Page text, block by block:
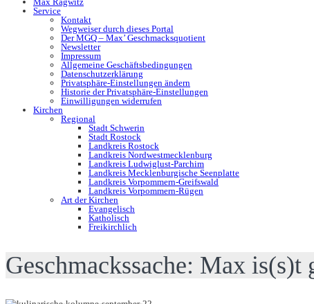
Service
Kontakt
Wegweiser durch dieses Portal
Der MGQ – Max’ Geschmacksquotient
Newsletter
Impressum
Allgemeine Geschäftsbedingungen
Datenschutzerklärung
Privatsphäre-Einstellungen ändern
Historie der Privatsphäre-Einstellungen
Einwilligungen widerrufen
Kirchen
Regional
Stadt Schwerin
Stadt Rostock
Landkreis Rostock
Landkreis Nordwestmecklenburg
Landkreis Ludwiglust-Parchim
Landkreis Mecklenburgische Seenplatte
Landkreis Vorpommern-Greifswald
Landkreis Vorpommern-Rügen
Art der Kirchen
Evangelisch
Katholisch
Freikirchlich
Geschmackssache: Max